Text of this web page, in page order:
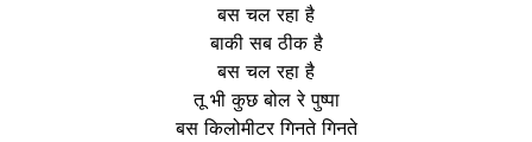
बस चल रहा है
बाकी सब ठीक है
बस चल रहा है
तू भी कुछ बोल रे पुष्पा
बस किलोमीटर गिनते गिनते